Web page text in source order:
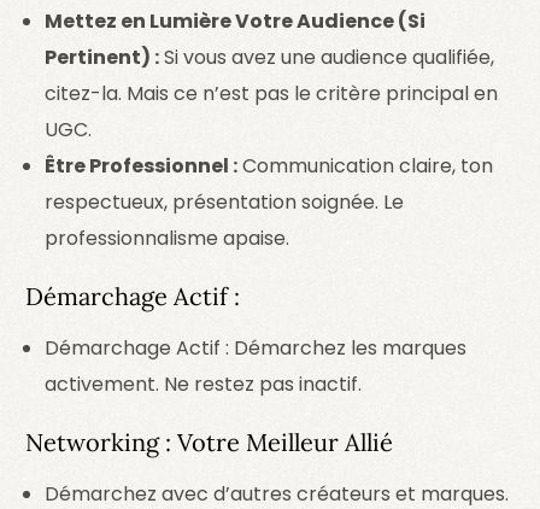
Mettez en Lumière Votre Audience (Si
Pertinent) :Si vous avez une audience qualifiée,
citez-la. Mais ce n’est pas le critère principal en
UGC.
Être Professionnel :Communication claire, ton
respectueux, présentation soignée. Le
professionnalisme apaise.
Démarchage Actif :
Démarchage Actif : Démarchez les marques
activement. Ne restez pas inactif.
Networking : Votre Meilleur Allié
Démarchez avec d’autres créateurs et marques.